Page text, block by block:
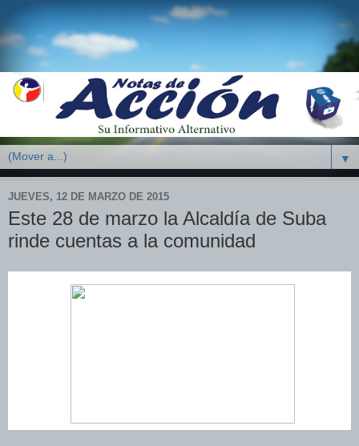
▼
JUEVES, 12 DE MARZO DE 2015
Este 28 de marzo la Alcaldía de Suba
rinde cuentas a la comunidad